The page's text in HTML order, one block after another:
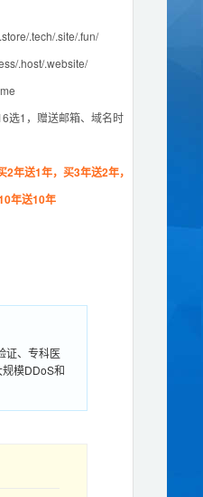
.tech/.site/.fun/
.host/.website/
选1，赠送邮箱、域名时
2年送1年，买3年送2年，
年送10年
证、专科医
模DDoS和